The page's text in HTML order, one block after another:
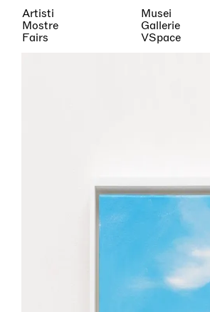
Artisti
Mostre
Fairs
Musei
Gallerie
VSpace